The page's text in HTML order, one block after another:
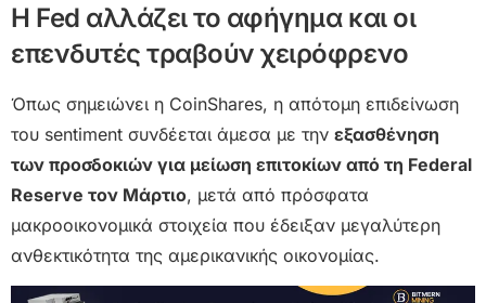
Η Fed αλλάζει το αφήγημα και οι
επενδυτές τραβούν χειρόφρενο
Όπως σημειώνει η CoinShares, η απότομη επιδείνωση
του sentiment συνδέεται άμεσα με την εξασθένηση
των προσδοκιών για μείωση επιτοκίων από τη Federal
Reserve τον Μάρτιο, μετά από πρόσφατα
μακροοικονομικά στοιχεία που έδειξαν μεγαλύτερη
ανθεκτικότητα της αμερικανικής οικονομίας.